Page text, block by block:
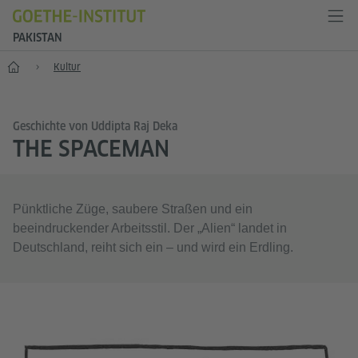
PAKISTAN
Start Kultur
Geschichte von Uddipta Raj Deka
THE SPACEMAN
Pünktliche Züge, saubere Straßen und ein
beeindruckender Arbeitsstil. Der „Alien“ landet in
Deutschland, reiht sich ein – und wird ein Erdling.